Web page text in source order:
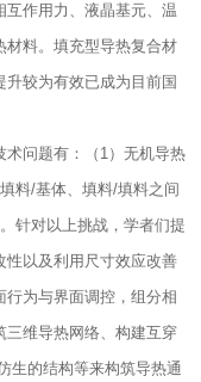
作用力、液晶基元、温
材料。填充型导热复合材
较为有效已成为目前国
术问题有：（1）无机导热
料/基体、填料/填料之间
针对以上挑战，学者们提
性以及利用尺寸效应改善
为与界面调控，组分相
三维导热网络、构建互穿
生的结构等来构筑导热通